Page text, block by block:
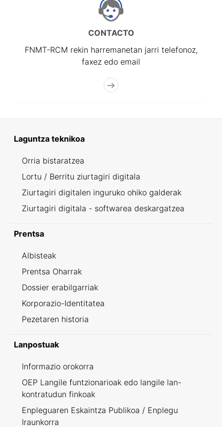
CONTACTO
FNMT-RCM rekin harremanetan jarri telefonoz,
faxez edo email
Laguntza teknikoa
Orria bistaratzea
Lortu / Berritu ziurtagiri digitala
Ziurtagiri digitalen inguruko ohiko galderak
Ziurtagiri digitala - softwarea deskargatzea
Prentsa
Albisteak
Prentsa Oharrak
Dossier erabilgarriak
Korporazio-Identitatea
Pezetaren historia
Lanpostuak
Informazio orokorra
OEP Langile funtzionarioak edo langile lan-
kontratudun finkoak
Enpleguaren Eskaintza Publikoa / Enplegu
Iraunkorra